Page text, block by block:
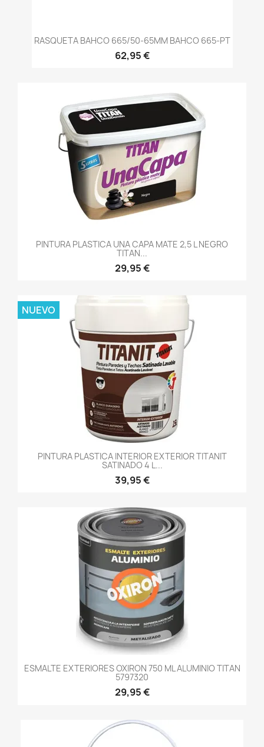
RASQUETA BAHCO 665/50-65MM BAHCO 665-PT
62,95 €
PINTURA PLASTICA UNA CAPA MATE 2,5 L NEGRO
TITAN...
29,95 €
PINTURA PLASTICA INTERIOR EXTERIOR TITANIT
SATINADO 4 L...
39,95 €
NUEVO
ESMALTE EXTERIORES OXIRON 750 ML ALUMINIO TITAN
5797320
29,95 €